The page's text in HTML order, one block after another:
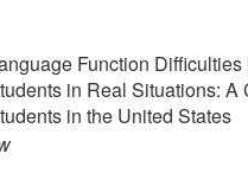
Function
in Real Situations: A
in the United States